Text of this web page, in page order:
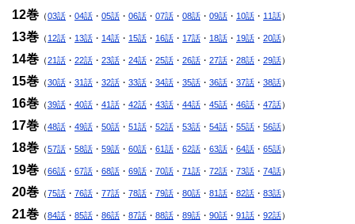
12巻 （03話 ・ 04話 ・ 05話 ・ 06話 ・ 07話 ・ 08話 ・ 09話 ・ 10話 ・ 11話）
13巻 （12話 ・ 13話 ・ 14話 ・ 15話 ・ 16話 ・ 17話 ・ 18話 ・ 19話 ・ 20話）
14巻 （21話 ・ 22話 ・ 23話 ・ 24話 ・ 25話 ・ 26話 ・ 27話 ・ 28話 ・ 29話）
15巻 （30話 ・ 31話 ・ 32話 ・ 33話 ・ 34話 ・ 35話 ・ 36話 ・ 37話 ・ 38話）
16巻 （39話 ・ 40話 ・ 41話 ・ 42話 ・ 43話 ・ 44話 ・ 45話 ・ 46話 ・ 47話）
17巻 （48話 ・ 49話 ・ 50話 ・ 51話 ・ 52話 ・ 53話 ・ 54話 ・ 55話 ・ 56話）
18巻 （57話 ・ 58話 ・ 59話 ・ 60話 ・ 61話 ・ 62話 ・ 63話 ・ 64話 ・ 65話）
19巻 （66話 ・ 67話 ・ 68話 ・ 69話 ・ 70話 ・ 71話 ・ 72話 ・ 73話 ・ 74話）
20巻 （75話 ・ 76話 ・ 77話 ・ 78話 ・ 79話 ・ 80話 ・ 81話 ・ 82話 ・ 83話）
21巻 （84話 ・ 85話 ・ 86話 ・ 87話 ・ 88話 ・ 89話 ・ 90話 ・ 91話 ・ 92話）